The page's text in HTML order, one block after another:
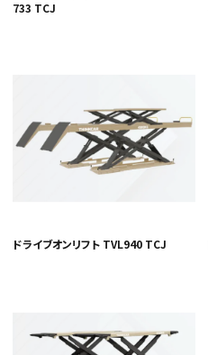
733 TCJ
ドライブオンリフト TVL940 TCJ